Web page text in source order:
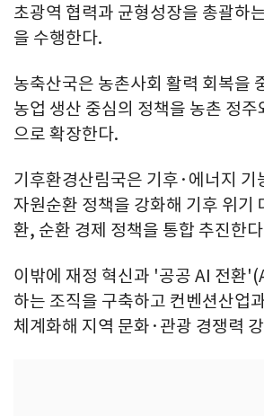
초광역 협력과 균형성장을 총괄하
을 수행한다.
농축산국은 농촌사회 활력 회복을
농업 생산 중심의 정책을 농촌 정주
으로 확장한다.
기후환경산림국은 기후·에너지 기
자원순환 정책을 강화해 기후 위기
환, 순환 경제 정책을 통합 추진한
이밖에 재정 혁신과 '공공 AI 전환
하는 조직을 구축하고 컨벤션산업
체계화해 지역 문화·관광 경쟁력